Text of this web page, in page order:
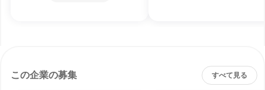
この企業の募集 すべて見る